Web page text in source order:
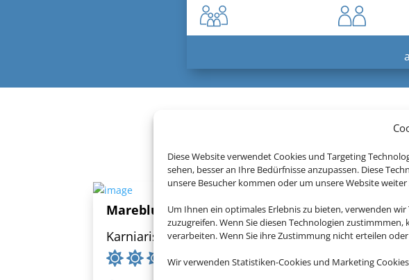
Diese Website verwendet Cookies und Targeting
sehen, besser an Ihre Bedürfnisse anzupassen. Diese
unsere Besucher kommen oder um unsere Website
Um Ihnen ein optimales Erlebnis zu bieten, verwenden
zuzugreifen. Wenn Sie diesen Technologien
verarbeiten. Wenn Sie ihre Zustimmung nicht erteilen
Wir verwenden Statistiken-Cookies und Marketing
Buchen Sie jetzt ganz
Mareblue Beach Corfu Resort
Karniaris, Korfu
Pearl